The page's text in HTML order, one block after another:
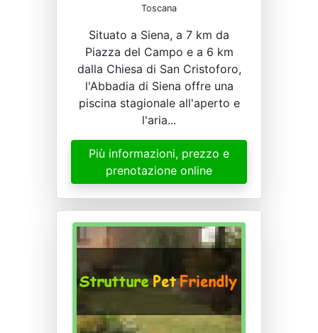
Toscana
Situato a Siena, a 7 km da
Piazza del Campo e a 6 km
dalla Chiesa di San Cristoforo,
l'Abbadia di Siena offre una
piscina stagionale all'aperto e
l'aria...
Più informazioni, prezzo e
prenotazione online